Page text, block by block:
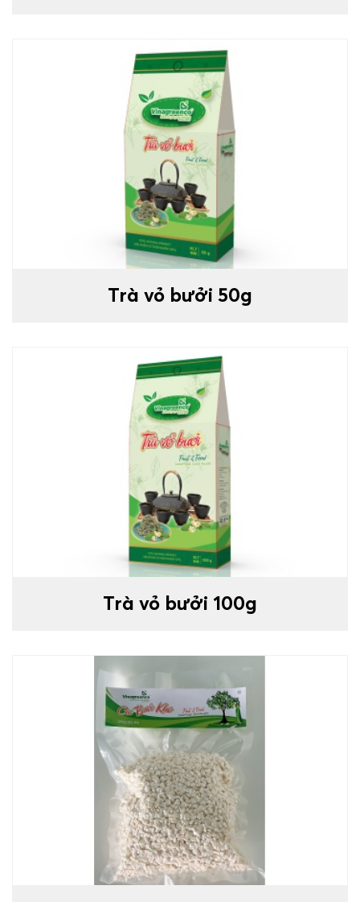
Trà vỏ bưởi 50g
Trà vỏ bưởi 100g